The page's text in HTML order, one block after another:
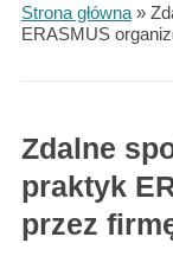
Strona główna»
ERASMUS
Zdalne
praktyk
przez